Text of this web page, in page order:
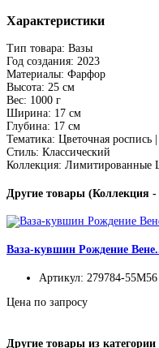
Характеристики
Тип товара: Вазы
Год создания: 2023
Материалы: Фарфор
Высота: 25 см
Вес: 1000 г
Ширина: 17 см
Глубина: 17 см
Тематика: Цветочная роспись
Стиль: Классический
Коллекция: Лимитированные
Другие товары
Ваза-кувшин Рождение
Артикул: 279784-55M56
Цена по запросу
Другие товары из